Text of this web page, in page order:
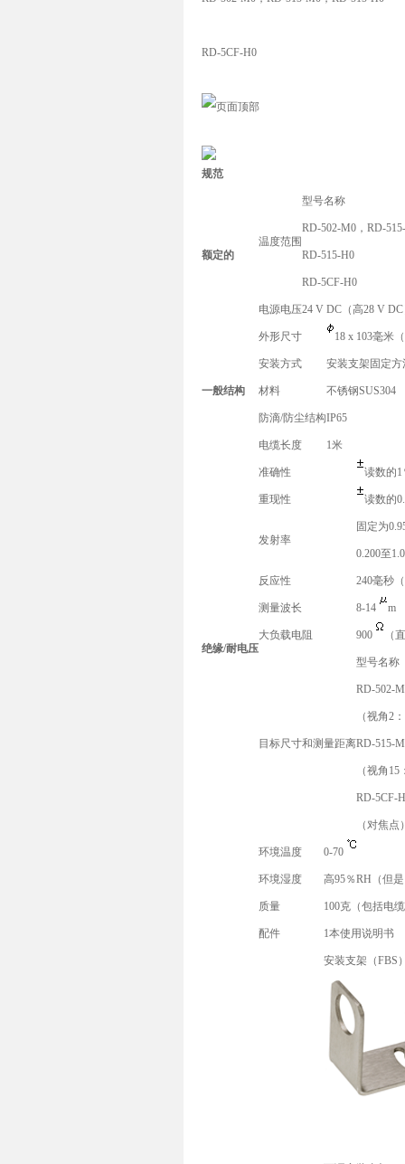
RD-5CF-H0
规范
额定的
温度范围
型号名称
RD-502-M0，RD-
RD-515-H0
RD-5CF-H0
电源电压24 V DC（高28 V
一般结构
外形尺寸 18 x 103毫米
安装方式 安装支架固定
材料 不锈钢SUS304
防滴/防尘结构IP65
电缆长度 1米
绝缘/耐电压
准确性 读数的1
重现性 读数的
发射率
固定为
0.200至
反应性 240毫秒
测量波长 8-14 m
大负载电阻 900 （
目标尺寸和测量距离
型号名称
RD-502-
（视角2
RD-515-
（视角15
RD-5CF-
（对焦点
环境温度 0-70
环境湿度 高95％RH（但
质量 100克（包括电
配件 1本使用说明书
安装支架（FBS